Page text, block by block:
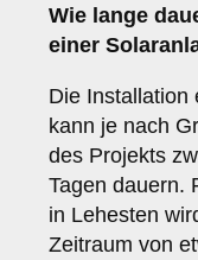
Wie lange
einer
Die Installation
kann je nach
des Projekts
Tagen dauern.
in Lehesten
Zeitraum von